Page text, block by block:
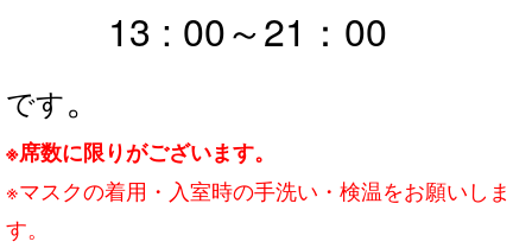
13 : 00～21：00
です。
※席数に限りがございます。
※マスクの着用・入室時の手洗い・検温をお願いしま
す。